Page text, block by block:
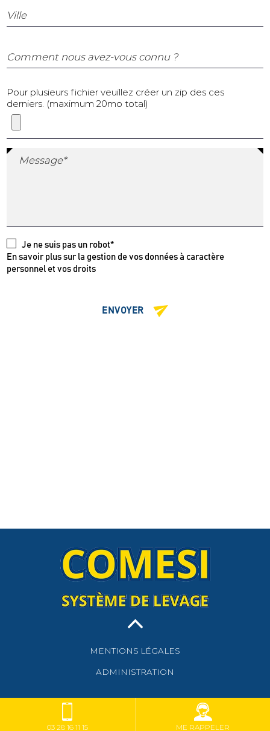
Ville
Comment nous avez-vous connu ?
Pour plusieurs fichier veuillez créer un zip des ces
derniers. (maximum 20mo total)
Message*
Je ne suis pas un robot*
En savoir plus sur la gestion de vos données à caractère
personnel et vos droits
ENVOYER
MENTIONS LÉGALES
ADMINISTRATION
03 28 16 11 15 ME RAPPELER